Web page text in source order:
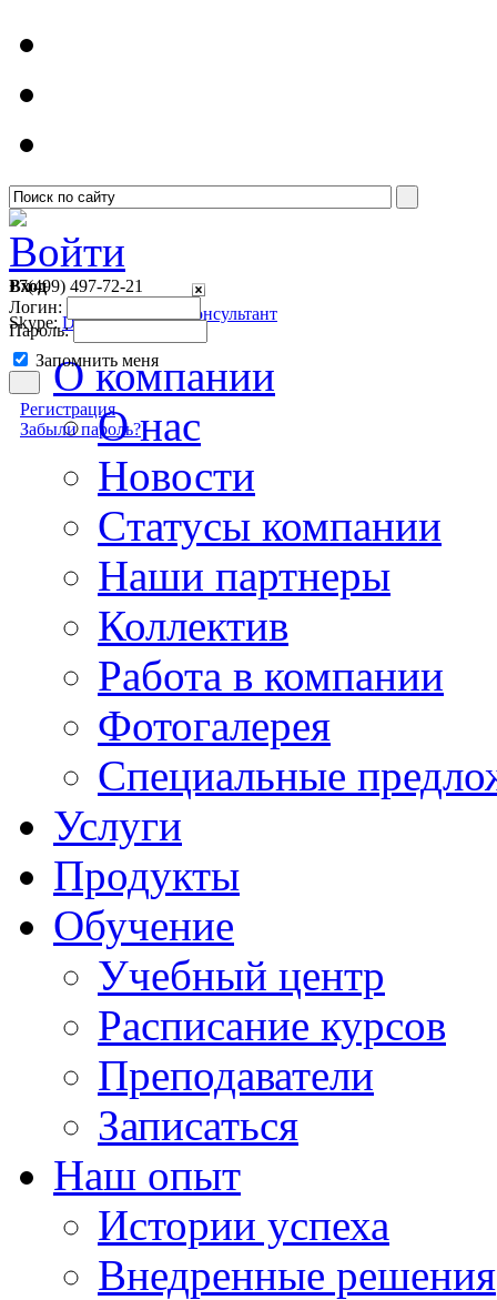
Войти
Вход
Логин:
Пароль:
Запомнить меня
Регистрация
Забыли пароль?
+7(499) 497-72-21
Онлайн консультант
Skype: Detsoft1
О компании
О нас
Новости
Cтатусы компании
Наши партнеры
Коллектив
Работа в компании
Фотогалерея
Специальные
Услуги
Продукты
Обучение
Учебный центр
Расписание курсов
Преподаватели
Записаться
Наш опыт
Истории успеха
Внедренные решения